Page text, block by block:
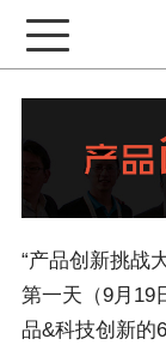
“产品创新挑战
第一天（9月19
品&科技创新的